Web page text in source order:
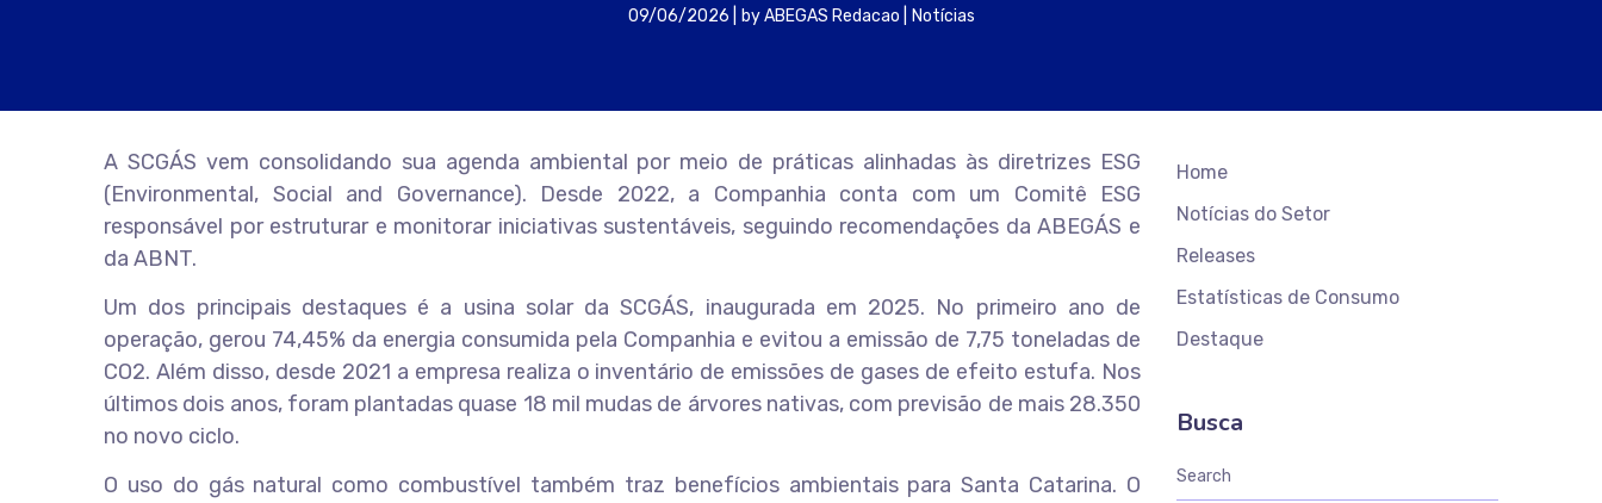
09/06/2026 byABEGAS Redacao Notícias
A SCGÁS vem consolidando sua agenda ambiental por meio de práticas alinhadas às diretrizes ESG
(Environmental, Social and Governance). Desde 2022, a Companhia conta com um Comitê ESG
responsável por estruturar e monitorar iniciativas sustentáveis, seguindo recomendações da ABEGÁS e
da ABNT.
Um dos principais destaques é a usina solar da SCGÁS, inaugurada em 2025. No primeiro ano de
operação, gerou 74,45% da energia consumida pela Companhia e evitou a emissão de 7,75 toneladas de
CO2. Além disso, desde 2021 a empresa realiza o inventário de emissões de gases de efeito estufa. Nos
últimos dois anos, foram plantadas quase 18 mil mudas de árvores nativas, com previsão de mais 28.350
no novo ciclo.
O uso do gás natural como combustível também traz benefícios ambientais para Santa Catarina. O
Home
Notícias do Setor
Releases
Estatísticas de Consumo
Destaque
Busca